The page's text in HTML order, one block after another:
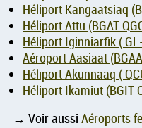
Héliport Kangaatsiaq
Héliport Attu (BGAT
Héliport
Aéroport Aasiaat
Héliport Akunnaaq (
Héliport Ikamiut (BGIT
→ Voir aussi Aéroports